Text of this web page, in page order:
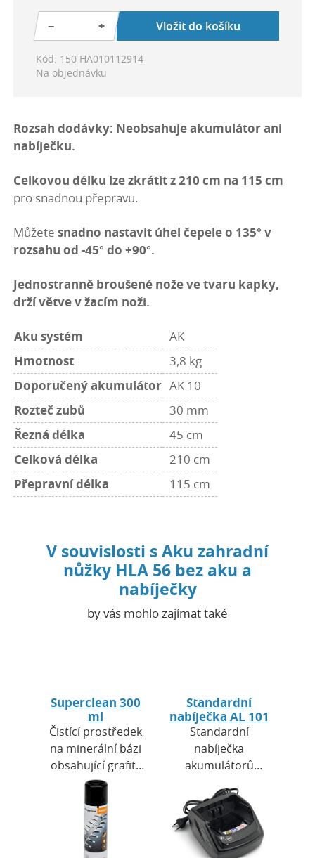
− + Vložit do košíku
Kód: 150 HA010112914
Na objednávku
Rozsah dodávky: Neobsahuje akumulátor ani
nabíječku.
Celkovou délku lze zkrátit z 210 cm na 115 cm
pro snadnou přepravu.
Můžetesnadno nastavit úhel čepele o 135° v
rozsahu od -45° do +90°.
Jednostranně broušené noževe tvaru kapky,
drží větve v žacím noži.
Aku systém
AK
Hmotnost
3,8 kg
Doporučený akumulátor AK 10
Rozteč zubů
30 mm
Řezná délka
45 cm
Celková délka
210 cm
Přepravní délka
115 cm
V souvislosti s Aku zahradní
nůžky HLA 56 bez aku a
nabíječky
by vás mohlo zajímat také
Superclean 300
ml
Čistící prostředek
na minerální bázi
obsahující grafit.
Rozpouští
nečistoty, zároveň
slouží jako mazací
prostředek…
Standardní
nabíječka AL 101
Standardní
nabíječka
akumulátorů
kompatibilní se
všemi
akumulátory
systému STIHL AK